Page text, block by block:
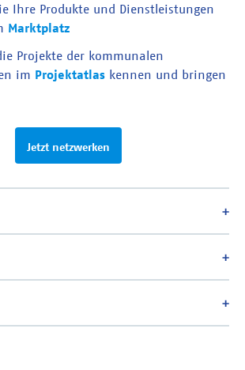
Ihre Produkte und Dienstleistungen
Marktplatz
Projekte der kommunalen
im Projektatlas kennen und bringen
Jetzt netzwerken